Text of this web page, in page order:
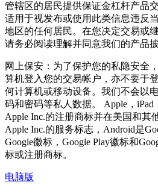
管辖区的居民提供保证金杠杆产品
适用于视发布或使用此类信息违反
地区的任何居民。在您决定交易或
请务必阅读理解并同意我们的产品
网上保安：为了保护您的私隐安全
算机登入您的交易帐户，亦不要于
何计算机或移动设备。我们不会以
码和密码等私人数据。 Apple，iPad
Apple Inc.的注册商标并在美国和其
Apple Inc.的服务标志，Android是
Google徽标，Google Play徽标和
标或注册商标。
电脑版